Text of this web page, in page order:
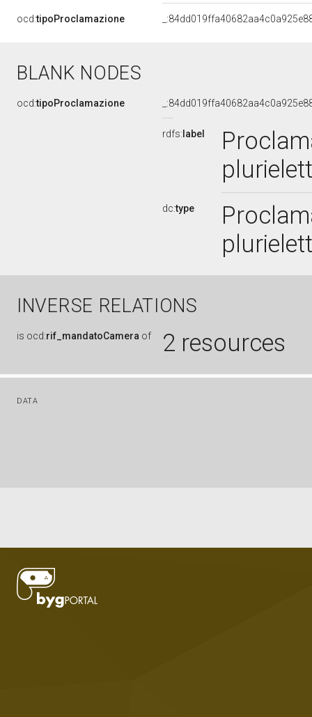
ocd:tipoProclamazione
BLANK NODES
ocd:tipoProclamazione
rdfs: label
dc:type
INVERSE RELATIONS
is ocd:rif_mandatoCamera of 2 resources
DATA